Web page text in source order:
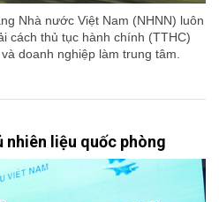
Nhà nước Việt Nam (NHNN) luôn
cách thủ tục hành chính (TTHC)
doanh nghiệp làm trung tâm.
nhiên liệu quốc phòng